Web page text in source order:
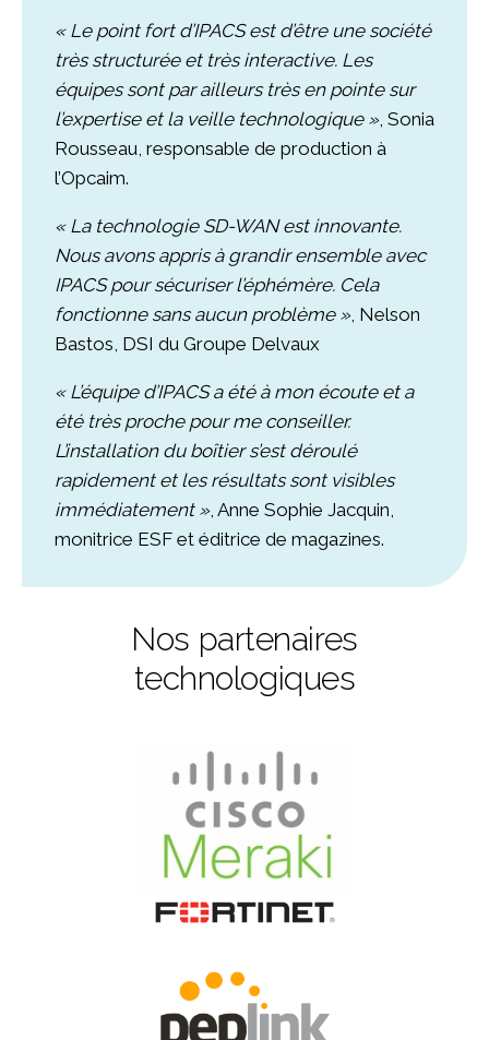
« Le point fort d’IPACS est d’être une société
très structurée et très interactive. Les
équipes sont par ailleurs très en pointe sur
l’expertise et la veille technologique », Sonia
Rousseau, responsable de production à
l’Opcaim.
« La technologie SD-WAN est innovante.
Nous avons appris à grandir ensemble avec
IPACS pour sécuriser l’éphémère. Cela
fonctionne sans aucun problème », Nelson
Bastos, DSI du Groupe Delvaux
« L’équipe d’IPACS a été à mon écoute et a
été très proche pour me conseiller.
L’installation du boîtier s’est déroulé
rapidement et les résultats sont visibles
immédiatement », Anne Sophie Jacquin,
monitrice ESF et éditrice de magazines.
Nos partenaires
technologiques